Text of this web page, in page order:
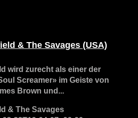
& The Savages (USA)
wird zurecht als einer der
Screamer» im Geiste von
Brown und...
& The Savages